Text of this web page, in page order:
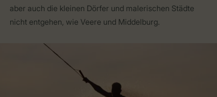
aber auch die kleinen Dörfer und malerischen Städte
nicht entgehen, wie Veere und Middelburg.